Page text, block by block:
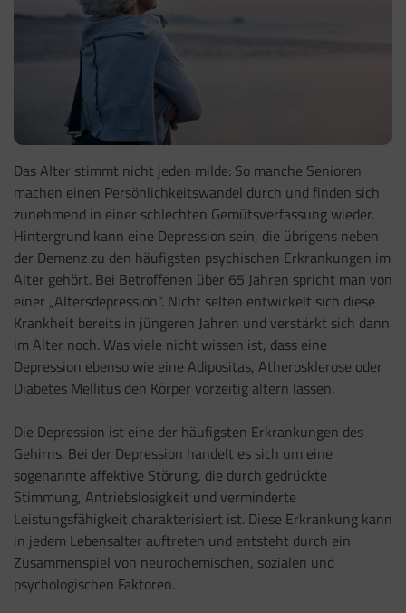
Das Alter stimmt nicht jeden milde: So manche Senioren
machen einen Persönlichkeitswandel durch und finden sich
zunehmend in einer schlechten Gemütsverfassung wieder.
Hintergrund kann eine Depression sein, die übrigens neben
der Demenz zu den häufigsten psychischen Erkrankungen im
Alter gehört. Bei Betroffenen über 65 Jahren spricht man von
einer „Altersdepression“. Nicht selten entwickelt sich diese
Krankheit bereits in jüngeren Jahren und verstärkt sich dann
im Alter noch. Was viele nicht wissen ist, dass eine
Depression ebenso wie eine Adipositas, Atherosklerose oder
Diabetes Mellitus den Körper vorzeitig altern lassen.
Die Depression ist eine der häufigsten Erkrankungen des
Gehirns. Bei der Depression handelt es sich um eine
sogenannte affektive Störung, die durch gedrückte
Stimmung, Antriebslosigkeit und verminderte
Leistungsfähigkeit charakterisiert ist. Diese Erkrankung kann
in jedem Lebensalter auftreten und entsteht durch ein
Zusammenspiel von neurochemischen, sozialen und
psychologischen Faktoren.